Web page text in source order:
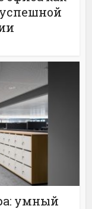
умный